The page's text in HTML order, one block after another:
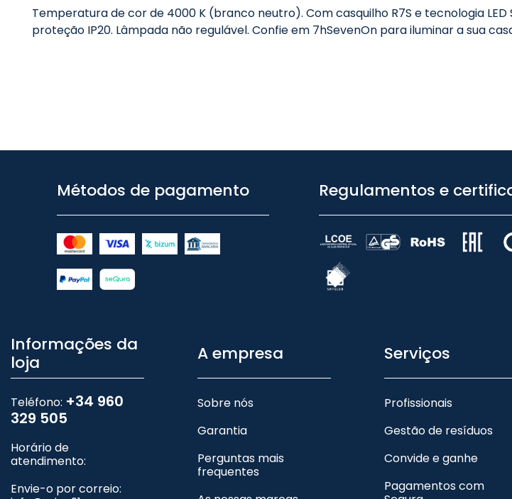
Temperatura de cor de 4000 K (branco neutro). Com casquilho R7S e tecnologia
proteção IP20. Lâmpada não regulável. Confie em 7hSevenOn para iluminar a sua
Métodos de pagamento Regulamentos e
Informações da
loja
Teléfono: +34 960
329 505
Horário de
atendimento:
Envie-o por correio:
A empresa
Sobre nós
Garantia
Perguntas mais
frequentes
Serviços
Profissionais
Gestão de resíduos
Convide e ganhe
Pagamentos com